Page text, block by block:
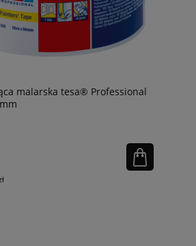
malarska tesa® Professional